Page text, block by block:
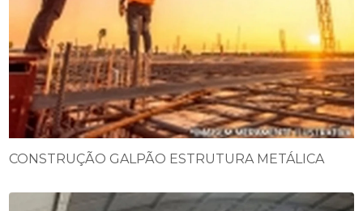
CONSTRUÇÃO GALPÃO ESTRUTURA METÁLICA